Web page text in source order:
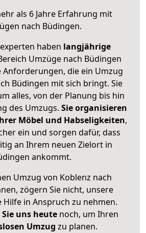
als 6 Jahre Erfahrung mit
nach Büdingen.
haben langjährige
Umzüge nach Büdingen
Anforderungen, die ein Umzug
Büdingen mit sich bringt. Sie
alles, von der Planung bis hin
des Umzugs. Sie organisieren
Möbel und Habseligkeiten,
ein und sorgen dafür, dass
an Ihrem neuen Zielort in
ankommt.
Umzug von Koblenz nach
zögern Sie nicht, unsere
in Anspruch zu nehmen.
uns heutenoch, um Ihren
Umzug zu planen.